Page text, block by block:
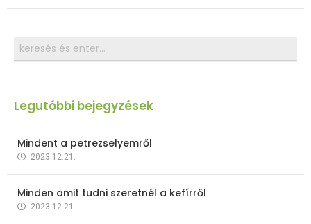
Legutóbbi bejegyzések
Mindent a petrezselyemről
2023.12.21.
Minden amit tudni szeretnél a kefírről
2023.12.21.